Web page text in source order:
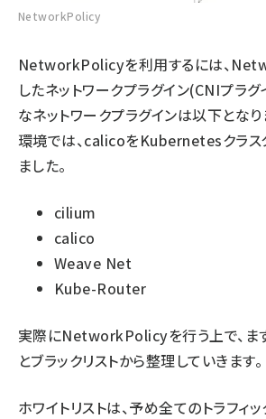
NetworkPolicy
NetworkPolicyを利用するには、
したネットワークプラグイン(CNIプラ
なネットワークプラグインは以下とな
環境では、calicoをKubernetesクラス
ました。
cilium
calico
Weave Net
Kube-Router
実際にNetworkPolicyを行う上で、ま
とブラックリストから整理していきます。
ホワイトリストは、予め全てのトラフィ